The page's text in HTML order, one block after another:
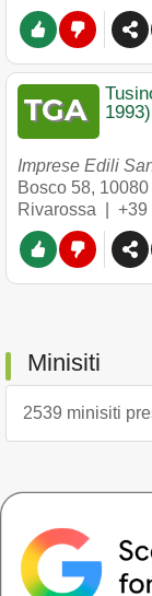
1993)
Imprese Edili
Bosco 58, 10080
Rivarossa | +39
Minisiti
2539 minisiti